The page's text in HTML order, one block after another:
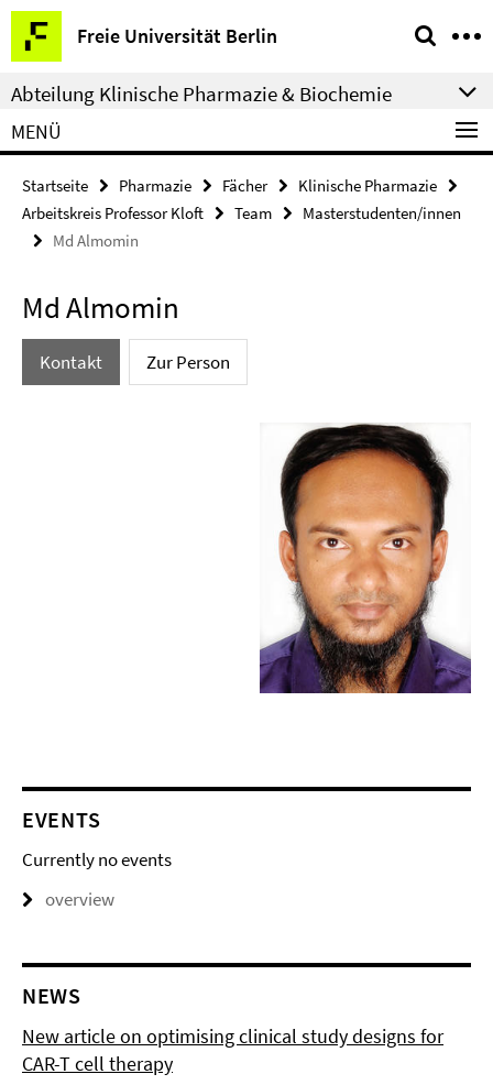
Springe
direkt
zu
Inhalt
Freie Universität Berlin
Service-
Navigation
Abteilung Klinische Pharmazie & Biochemie
MENÜ
Startseite Pharmazie Fächer
Klinische Pharmazie
Arbeitskreis Professor Kloft
Team
Masterstudenten/innen
Md Almomin
Md Almomin
Kontakt Zur Person
EVENTS
Currently no events
overview
NEWS
New article on optimising clinical study designs for
CAR-T cell therapy